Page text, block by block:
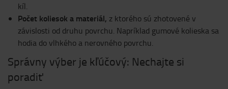
kíl.
Počet koliesok a materiál, z ktorého sú zhotovené v
závislosti od druhu povrchu. Napríklad gumové kolieska sa
hodia do vlhkého a nerovného povrchu.
Správny výber je kľúčový: Nechajte si
poradiť